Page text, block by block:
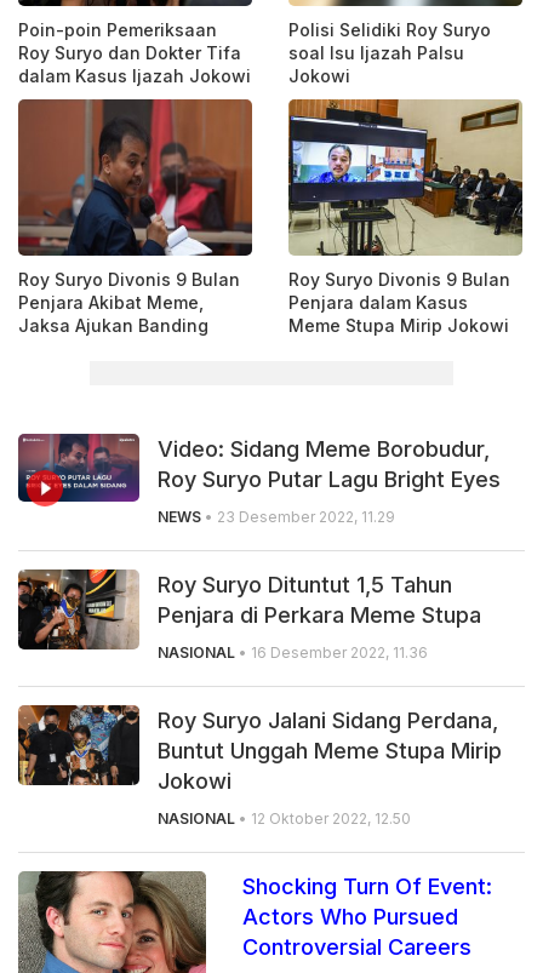
Poin-poin Pemeriksaan
Roy Suryo dan Dokter Tifa
dalam Kasus Ijazah Jokowi
Polisi Selidiki Roy Suryo
soal Isu Ijazah Palsu
Jokowi
Roy Suryo Divonis 9 Bulan
Penjara Akibat Meme,
Jaksa Ajukan Banding
Roy Suryo Divonis 9 Bulan
Penjara dalam Kasus
Meme Stupa Mirip Jokowi
Video: Sidang Meme Borobudur,
Roy Suryo Putar Lagu Bright Eyes
NEWS • 23 Desember 2022, 11.29
Roy Suryo Dituntut 1,5 Tahun
Penjara di Perkara Meme Stupa
NASIONAL • 16 Desember 2022, 11.36
Roy Suryo Jalani Sidang Perdana,
Buntut Unggah Meme Stupa Mirip
Jokowi
NASIONAL • 12 Oktober 2022, 12.50
Shocking Turn Of Event:
Actors Who Pursued
Controversial Careers